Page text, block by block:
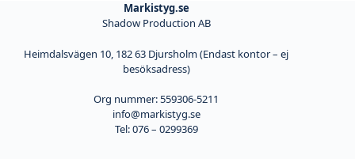
Markistyg.se
Shadow Production AB
Heimdalsvägen 10, 182 63 Djursholm (Endast kontor – ej
besöksadress)
Org nummer: 559306-5211
info@markistyg.se
Tel: 076 – 0299369